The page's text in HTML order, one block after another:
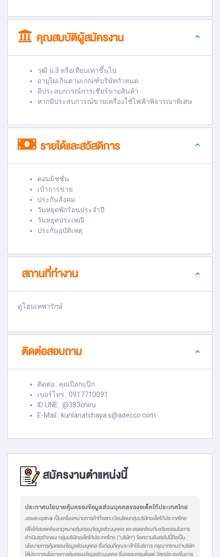
คุณสมบัติผู้สมัครงาน
วุฒิ ม.3 หรือเทียบเท่าขึ้นไป
อายุไม่เกินตามเกณฑ์บริษัทกำหนด
มีประสบการณ์การเชียร์ขายสินค้า
หากมีประสบการณ์ขายเครื่องใช้ไฟฟ้าพิจารณาพิเศษ
รายได้และสวัสดิการ
คอมมิชชั่น
เป้าการขาย
ประกันสังคม
วันหยุดพักร้อนประจำปี
วันหยุดประเพณี
ประกันอุบัติเหตุ
สถานที่ทำงาน
ดูโฮมเทพารักษ์
ติดต่อสอบถาม
ติดต่อ : คุณป๊อกแป๊ก
เบอร์โทร : 0917710091
ID LINE : @383cniru
E-Mail : kunlanatchaya.s@adecco.com
สมัครงานตำแหน่งนี้
ประกาศนโยบายคุ้มครองข้อมูลส่วนบุคคลของอเด็คโก้ประเทศไทย
Jobshopthai เป็นเครื่องหมายการค้าที่จดทะเบียนโดยกลุ่มบริษัทอเด็คโก้ประเทศไทย
เพื่อให้สอดคล้องกฎหมายคุ้มครองข้อมูลส่วนบุคคล และสอดคล้องกับจริยธรรมในการ
ดำเนินธุรกิจของ กลุ่มบริษัทอเด็คโก้ประเทศไทย (“บริษัท”) ข้อความดังต่อไปนี้ถือเป็น
นโยบายการคุ้มครองข้อมูลส่วนบุคคล ซึ่งก่อนที่คุณจะเข้าใช้บริการ กรุณาทราบว่าบริษัท
ได้ประกาศนโยบายการคุ้มครองข้อมูลส่วนบุคคล ซึ่งครอบคลุมตั้งแต่ วัตถุประสงค์ในการ